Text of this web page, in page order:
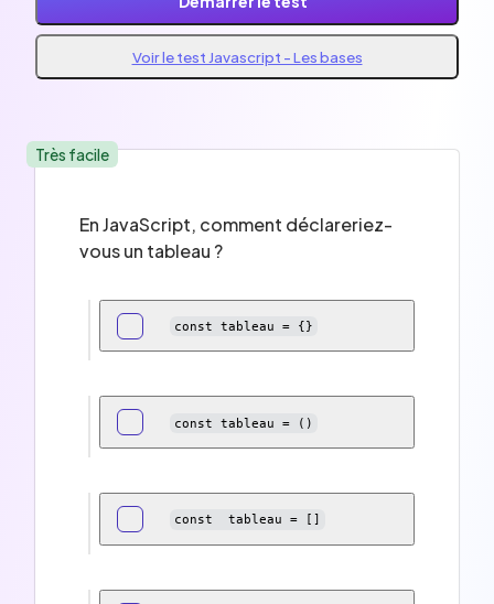
Voir le test Javascript - Les bases
Très facile
En JavaScript, comment déclareriez-
vous un tableau ?
const tableau = {}
const tableau = ()
const  tableau = []